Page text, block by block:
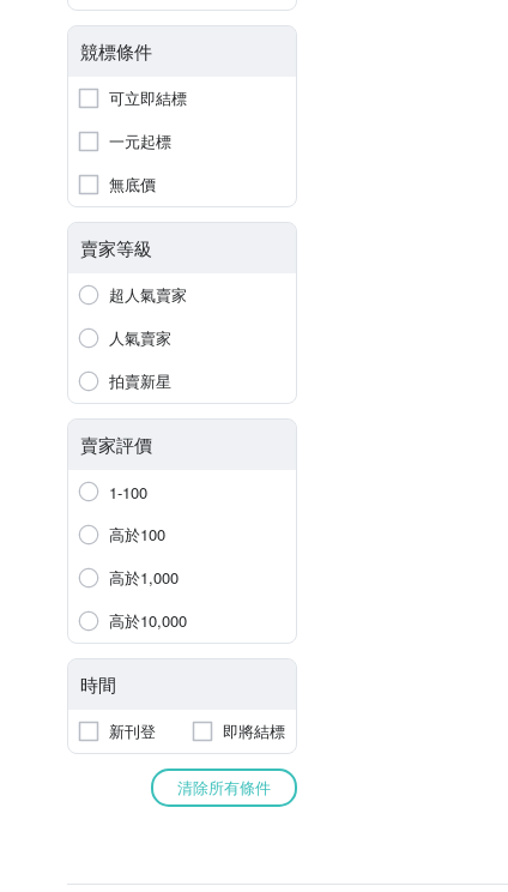
競標條件
可立即結標
一元起標
無底價
賣家等級
超人氣賣家
人氣賣家
拍賣新星
賣家評價
1-100
高於100
高於1,000
高於10,000
時間
新刊登 即將結標
清除所有條件